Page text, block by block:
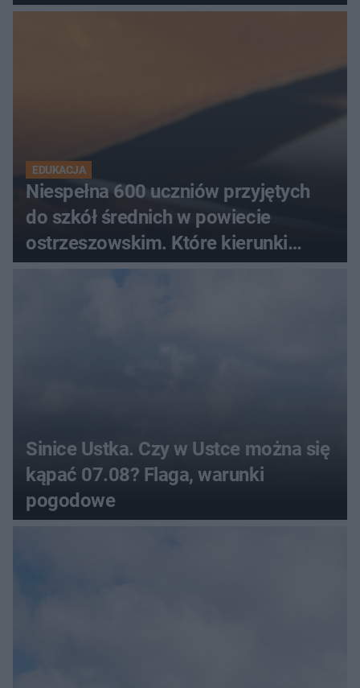
EDUKACJA
Niespełna 600 uczniów przyjętych
do szkół średnich w powiecie
ostrzeszowskim. Które kierunki
wybierali najczęściej?
Sinice Ustka. Czy w Ustce można się
kąpać 07.08? Flaga, warunki
pogodowe